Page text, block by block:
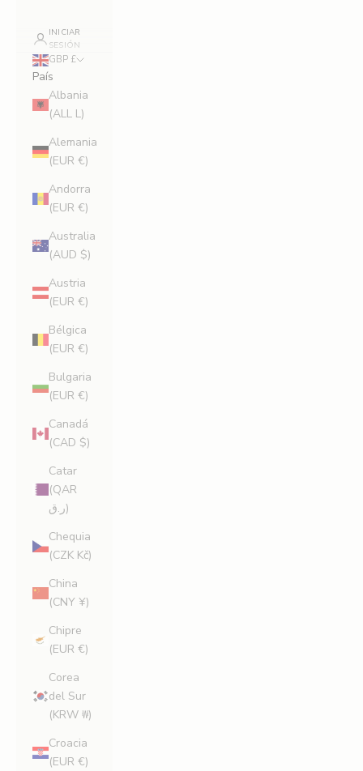
INICIAR
SESIÓN
GBP £
País
Albania
(ALL L)
Alemania
(EUR €)
Andorra
(EUR €)
Australia
(AUD $)
Austria
(EUR €)
Bélgica
(EUR €)
Bulgaria
(EUR €)
Canadá
(CAD $)
Catar
(QAR
ر.ق)
Chequia
(CZK Kč)
China
(CNY ¥)
Chipre
(EUR €)
Corea
del Sur
(KRW ₩)
Croacia
(EUR €)